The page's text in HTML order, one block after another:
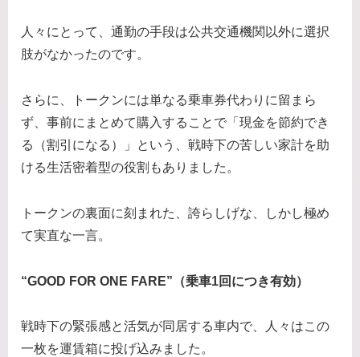
人々にとって、通勤の手段は公共交通機関以外に選択
肢がなかったのです。
さらに、トークンには単なる乗車券代わりに留まら
ず、事前にまとめて購入することで「現金を節約でき
る（割引になる）」という、戦時下の苦しい家計を助
ける生活密着型の役割もありました。
トークンの裏面に刻まれた、誇らしげな、しかし極め
て実直な一言。
“GOOD FOR ONE FARE”（乗車1回につき有効）
戦時下の緊張感と活気が同居する車内で、人々はこの
一枚を運賃箱に投げ込みました。